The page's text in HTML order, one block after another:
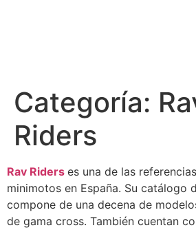
Categoría:
Riders
Rav Riders es una de las
minimotos en España. Su catálogo
compone de una decena de
de gama cross. También cuentan